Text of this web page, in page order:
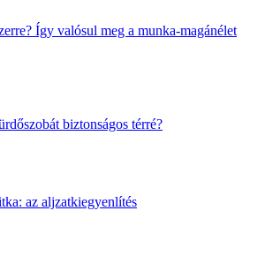
Így valósul meg a munka-magánélet
biztonságos térré?
az aljzatkiegyenlítés